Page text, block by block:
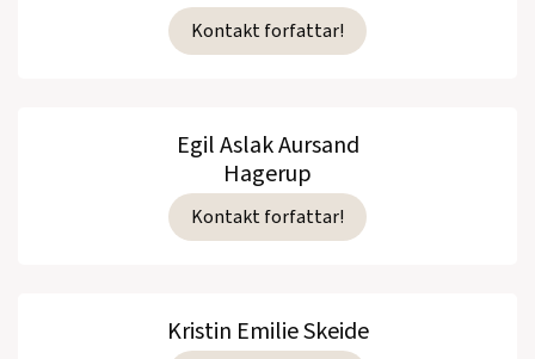
Kontakt forfattar!
Egil Aslak Aursand
Hagerup
Kontakt forfattar!
Kristin Emilie Skeide